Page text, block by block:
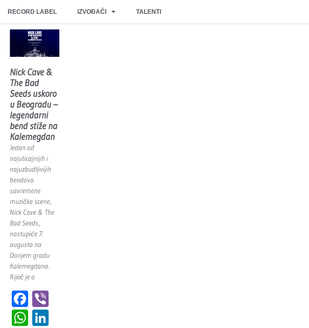
RECORD LABEL IZVOĐAČI TALENTI
Nick Cave &
The Bad
Seeds uskoro
u Beogradu –
legendarni
bend stiže na
Kalemegdan
Jedan od
najuticajnijih i
najuzbudljivijih
bendova
savremene
muzičke scene,
Nick Cave & The
Bad Seeds,
nastupiće 7.
augusta na
Donjem gradu
Kalemegdana.
Riječ je o
Facebook
WhatsApp